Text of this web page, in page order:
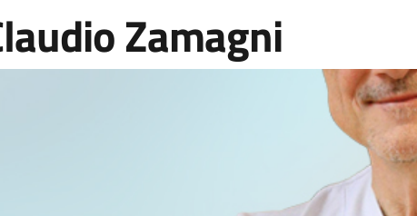
Zamagni